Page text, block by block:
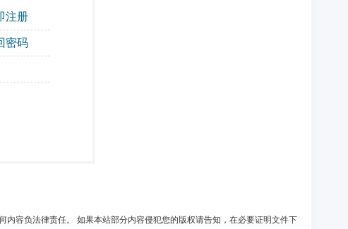
注册
密码
容负法律责任。 如果本站部分内容侵犯您的版权请告知，在必要证明文件下